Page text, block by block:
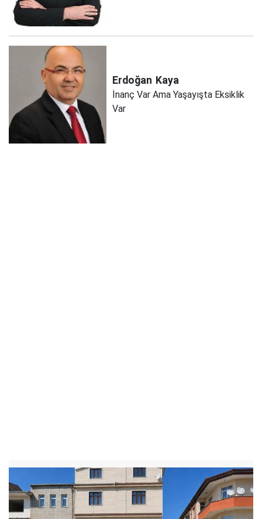
Erdoğan Kaya
İnanç Var Ama Yaşayışta Eksiklik
Var